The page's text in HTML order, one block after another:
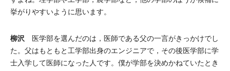
挙がりやすいように思います。
柳沢 医学部を選んだのは，医師である父の一言がきっかけでし
た。父はもともと工学部出身のエンジニアで，その後医学部に学
士入学して医師になった人です。僕が学部を決めかねていたとき